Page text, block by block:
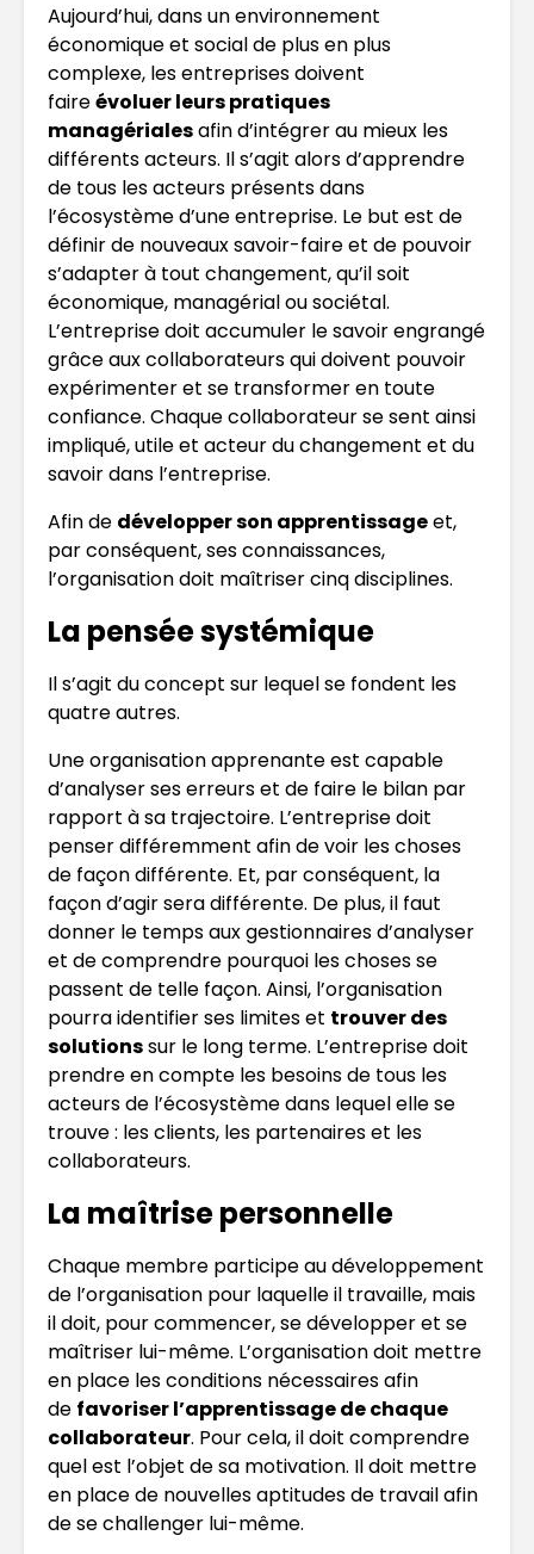
Aujourd’hui, dans un environnement
économique et social de plus en plus
complexe, les entreprises doivent
faireévoluer leurs pratiques
managérialesafin d’intégrer au mieux les
différents acteurs. Il s’agit alors d’apprendre
de tous les acteurs présents dans
l’écosystème d’une entreprise. Le but est de
définir de nouveaux savoir-faire et de pouvoir
s’adapter à tout changement, qu’il soit
économique, managérial ou sociétal.
L’entreprise doit accumuler le savoir engrangé
grâce aux collaborateurs qui doivent pouvoir
expérimenter et se transformer en toute
confiance. Chaque collaborateur se sent ainsi
impliqué, utile et acteur du changement et du
savoir dans l’entreprise.
Afin de développer son apprentissageet,
par conséquent, ses connaissances,
l’organisation doit maîtriser cinq disciplines.
La pensée systémique
Il s’agit du concept sur lequel se fondent les
quatre autres.
Une organisation apprenante est capable
d’analyser ses erreurs et de faire le bilan par
rapport à sa trajectoire. L’entreprise doit
penser différemment afin de voir les choses
de façon différente. Et, par conséquent, la
façon d’agir sera différente. De plus, il faut
donner le temps aux gestionnaires d’analyser
et de comprendre pourquoi les choses se
passent de telle façon. Ainsi, l’organisation
pourra identifier ses limites et trouver des
solutionssur le long terme. L’entreprise doit
prendre en compte les besoins de tous les
acteurs de l’écosystème dans lequel elle se
trouve : les clients, les partenaires et les
collaborateurs.
La maîtrise personnelle
Chaque membre participe au développement
de l’organisation pour laquelle il travaille, mais
il doit, pour commencer, se développer et se
maîtriser lui-même. L’organisation doit mettre
en place les conditions nécessaires afin
de favoriser l’apprentissage de chaque
collaborateur. Pour cela, il doit comprendre
quel est l’objet de sa motivation. Il doit mettre
en place de nouvelles aptitudes de travail afin
de se challenger lui-même.